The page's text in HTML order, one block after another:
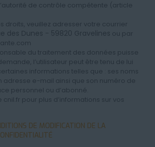
de contrôle compétente (article
droits, veuillez adresser votre courrier
des Dunes - 59820 Gravelines ou par
du traitement des données puisse
l’utilisateur peut être tenu de lui
informations telles que : ses noms
adresse e-mail ainsi que son numéro de
personnel ou d’abonné.
cnil.fr pour plus d’informations sur vos
DE MODIFICATION DE LA